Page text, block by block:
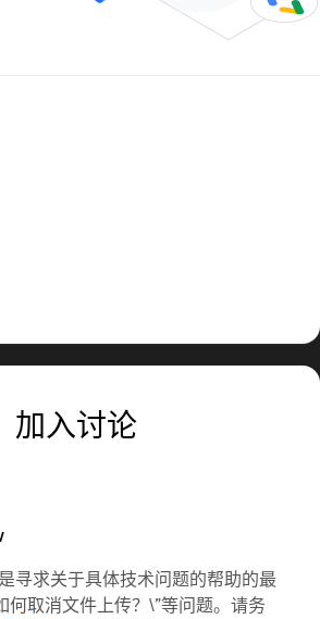
加入讨论
寻求关于具体技术问题的帮助的最
何取消文件上传？\”等问题。请务